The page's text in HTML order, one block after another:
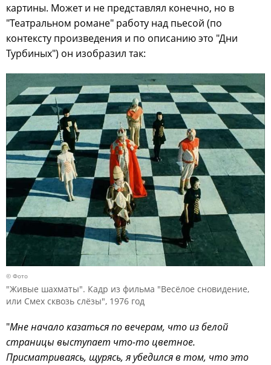
картины. Может и не представлял конечно, но в
"Театральном романе" работу над пьесой (по
контексту произведения и по описанию это "Дни
Турбиных") он изобразил так:
© Фото
"Живые шахматы". Кадр из фильма "Весёлое сновидение,
или Смех сквозь слёзы", 1976 год
"Мне начало казаться по вечерам, что из белой
страницы выступает что-то цветное.
Присматриваясь, щурясь, я убедился в том, что это